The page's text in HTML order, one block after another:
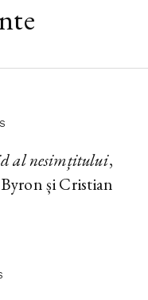
al nesimțitului,
și Cristian